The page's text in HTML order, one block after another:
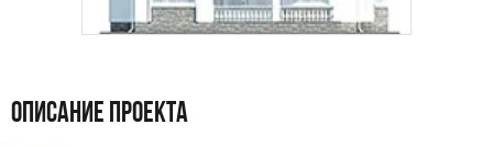
ОПИСАНИЕ ПРОЕКТА